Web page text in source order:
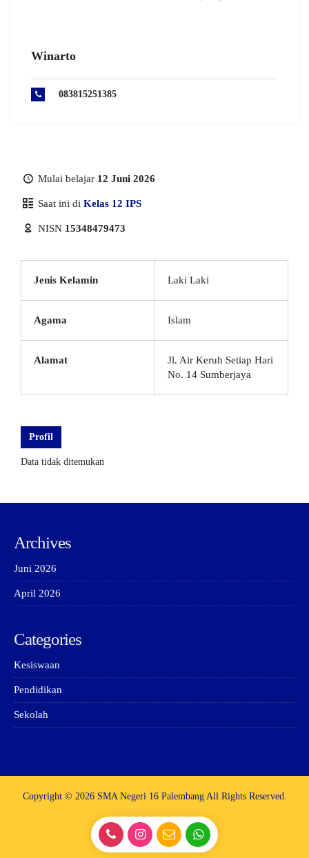
Winarto
083815251385
Mulai belajar 12 Juni 2026
Saat ini di Kelas 12 IPS
NISN 15348479473
Jenis Kelamin Laki Laki
Agama Islam
Alamat
Jl. Air Keruh Setiap Hari
No. 14 Sumberjaya
Profil
Data tidak ditemukan
Archives
Juni 2026
April 2026
Categories
Kesiswaan
Pendidikan
Sekolah
Copyright © 2026 SMA Negeri 16 Palembang All Rights Reserved.